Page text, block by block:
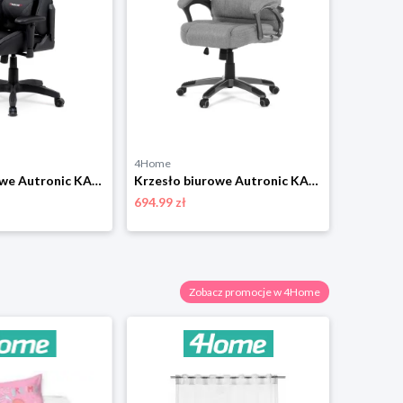
Krzesło biurowe Autronic KA-F03 BK
4Home
Krzesło biurowe Autronic KA-C715 GREY2
694.99 zł
Zobacz promocje w 4Home